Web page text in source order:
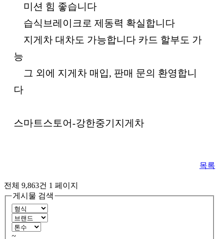
미션 힘 좋습니다
습식브레이크로 제동력 확실합니다
지게차 대차도 가능합니다 카드 할부도 가
능
그 외에 지게차 매입, 판매 문의 환영합니
다
스마트스토어-강한중기지게차
목록
전체 9,863건 1 페이지
게시물 검색
~